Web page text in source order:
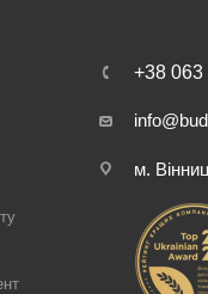
+38 063
м.